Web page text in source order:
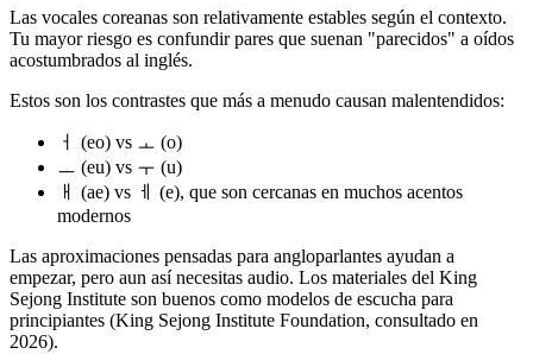
Las vocales coreanas son relativamente estables según el contexto.
Tu mayor riesgo es confundir pares que suenan "parecidos" a oídos
acostumbrados al inglés.
Estos son los contrastes que más a menudo causan malentendidos:
ㅓ (eo) vs ㅗ (o)
ㅡ (eu) vs ㅜ (u)
ㅐ (ae) vs ㅔ (e), que son cercanas en muchos acentos
modernos
Las aproximaciones pensadas para angloparlantes ayudan a
empezar, pero aun así necesitas audio. Los materiales del King
Sejong Institute son buenos como modelos de escucha para
principiantes (King Sejong Institute Foundation, consultado en
2026).